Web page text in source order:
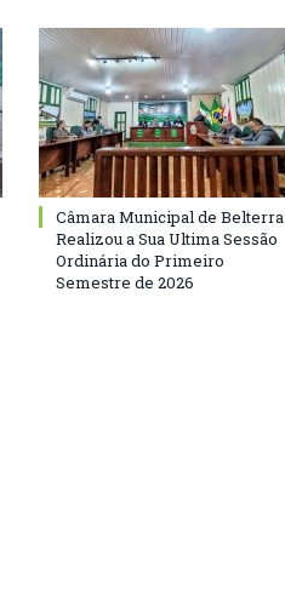
Câmara Municipal de Belterra
Realizou a Sua Ultima Sessão
Ordinária do Primeiro
Semestre de 2026